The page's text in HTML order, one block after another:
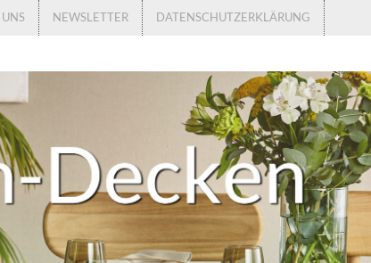
UNS NEWSLETTER DATENSCHUTZERKLÄRUNG